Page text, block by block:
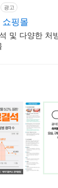
광고
핑몰
및 다양한 처